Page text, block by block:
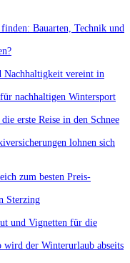
Bauarten, Technik und
Nachhaltigkeit vereint in
nachhaltigen Wintersport
erste Reise in den Schnee
lohnen sich
zum besten Preis-
Sterzing
und Vignetten für die
der Winterurlaub abseits